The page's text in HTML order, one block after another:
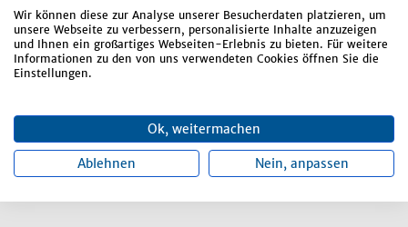
Wir können diese zur Analyse unserer Besucherdaten platzieren, um
unsere Webseite zu verbessern, personalisierte Inhalte anzuzeigen
und Ihnen ein großartiges Webseiten-Erlebnis zu bieten. Für weitere
Informationen zu den von uns verwendeten Cookies öffnen Sie die
Einstellungen.
Ok, weitermachen
Ablehnen Nein, anpassen
Betrieb der Kläranlagen in Ettersdorf und
Upfkofen
Betrieb und Überwachung des gesamten
Abwassersystems
Kanalreinigung und -unterhaltung
Kanalsanierung und -hausanschlüsse